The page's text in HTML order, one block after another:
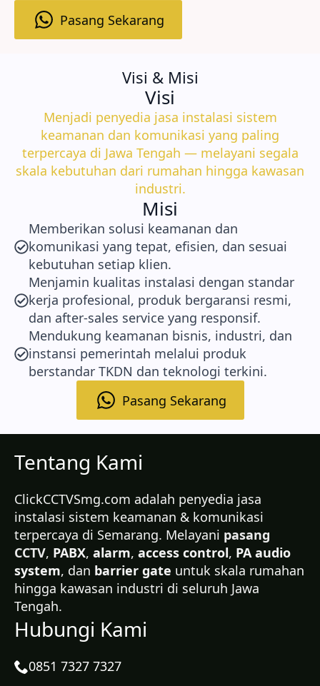
Pasang Sekarang
Visi & Misi
Visi
Menjadi penyedia jasa instalasi sistem
keamanan dan komunikasi yang paling
terpercaya di Jawa Tengah — melayani segala
skala kebutuhan dari rumahan hingga kawasan
industri.
Misi
Memberikan solusi keamanan dan
komunikasi yang tepat, efisien, dan sesuai
kebutuhan setiap klien.
Menjamin kualitas instalasi dengan standar
kerja profesional, produk bergaransi resmi,
dan after-sales service yang responsif.
Mendukung keamanan bisnis, industri, dan
instansi pemerintah melalui produk
berstandar TKDN dan teknologi terkini.
Pasang Sekarang
Tentang Kami
ClickCCTVSmg.com adalah penyedia jasa
instalasi sistem keamanan & komunikasi
terpercaya di Semarang. Melayani pasang
CCTV, PABX, alarm, access control, PA audio
system, dan barrier gate untuk skala rumahan
hingga kawasan industri di seluruh Jawa
Tengah.
Hubungi Kami
0851 7327 7327